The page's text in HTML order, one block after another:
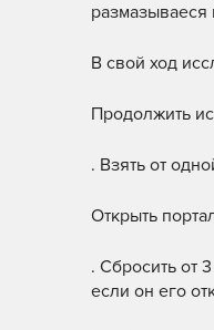
размазываеся
В свой ход
Продолжить
. Взять от
Открыть
. Сбросить от
если он его